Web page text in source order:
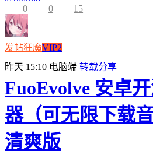
0
0 15
发帖狂魔VIP2
昨天 15:10 电脑端 转载分享
FuoEvolve 安卓
器（可无限下载
清爽版